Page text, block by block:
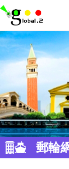
郵輪